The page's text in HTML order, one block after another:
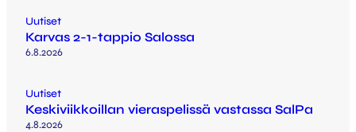
Uutiset
Karvas 2-1-tappio Salossa
6.8.2026
Uutiset
Keskiviikkoillan vieraspelissä vastassa SalPa
4.8.2026